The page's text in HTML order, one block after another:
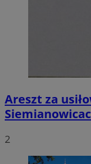
Areszt za
2